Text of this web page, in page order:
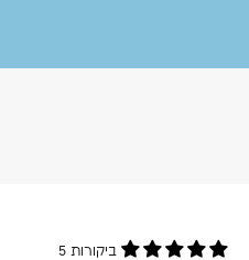
שלנו!
ביקורות 5